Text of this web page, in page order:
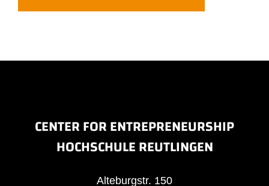
CENTER FOR ENTREPRENEURSHIP
HOCHSCHULE REUTLINGEN
Alteburgstr. 150